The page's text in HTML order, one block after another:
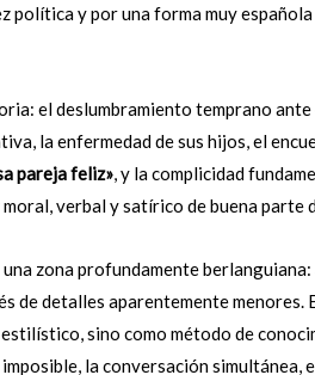
y por una forma muy
el deslumbramiento temprano ante
la enfermedad de sus hijos, el
pareja feliz», y la complicidad
verbal y satírico de buena parte
zona profundamente
detalles aparentemente menores.
sino como método de
la conversación simultánea,